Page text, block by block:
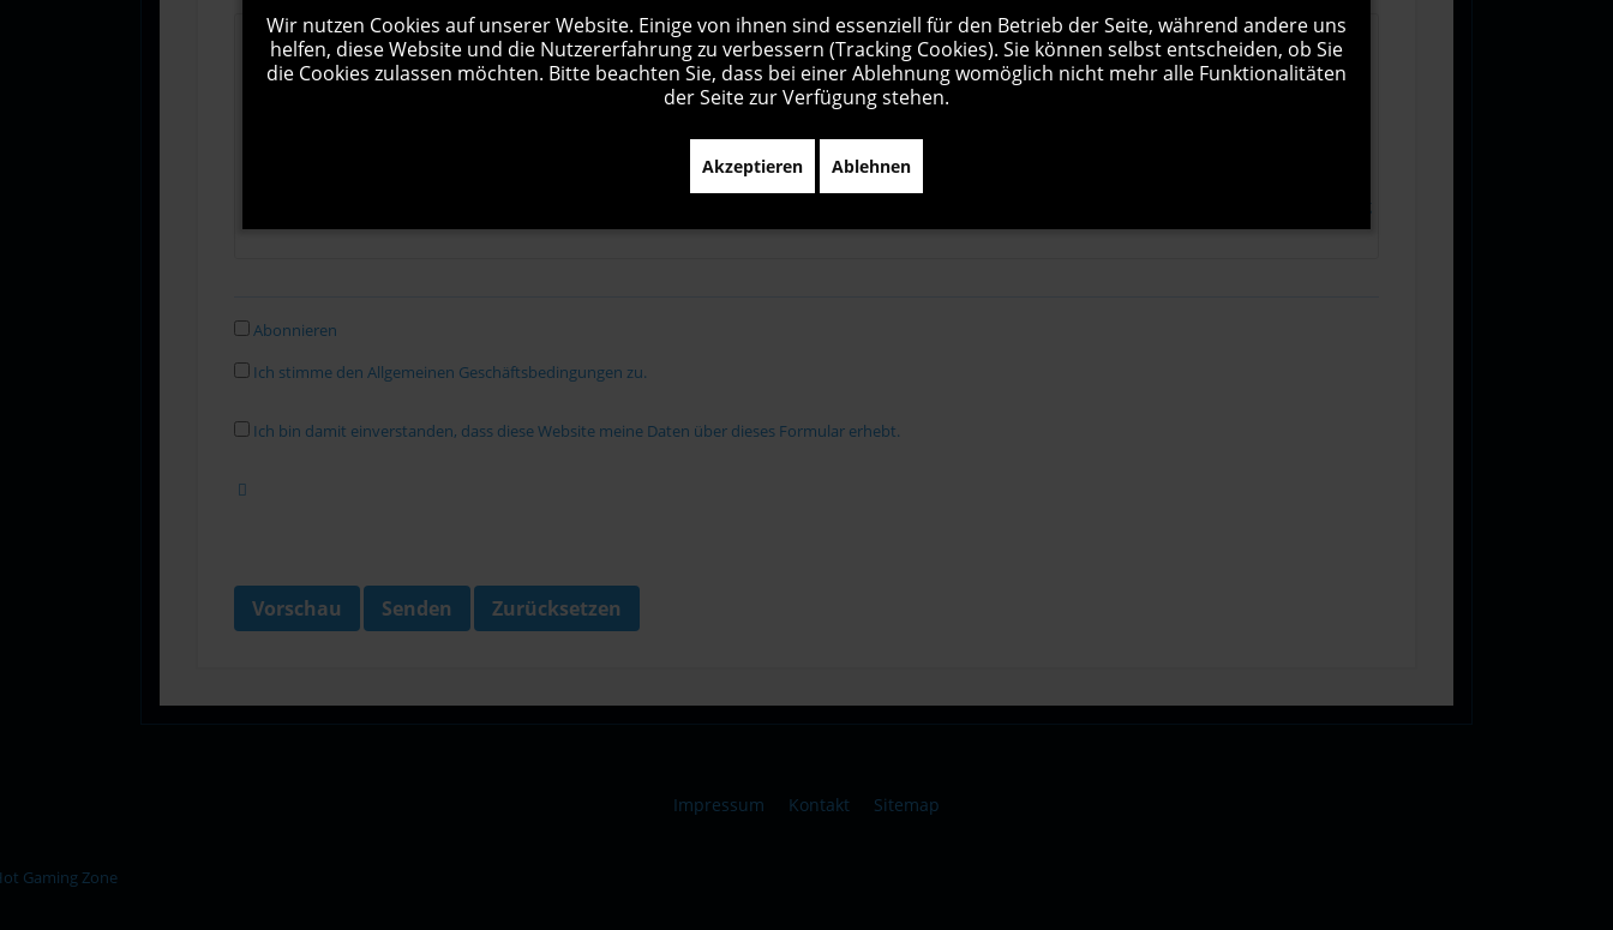
Zeichen übrig
Abonnieren
Ich stimme den Allgemeinen Geschäftsbedingungen zu.
Ich bin damit einverstanden, dass diese Website meine Daten über dieses Formular erhebt.
Vorschau Senden Zurücksetzen
Impressum Kontakt Sitemap
Wir nutzen Cookies auf unserer Website. Einige von ihnen sind essenziell für den Betrieb der Seite, während andere uns
helfen, diese Website und die Nutzererfahrung zu verbessern (Tracking Cookies). Sie können selbst entscheiden, ob Sie
die Cookies zulassen möchten. Bitte beachten Sie, dass bei einer Ablehnung womöglich nicht mehr alle Funktionalitäten
der Seite zur Verfügung stehen.
Akzeptieren Ablehnen